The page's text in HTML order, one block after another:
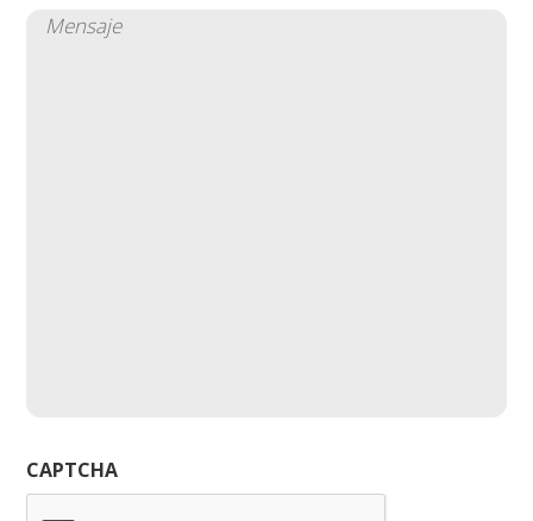
Mensaje
CAPTCHA